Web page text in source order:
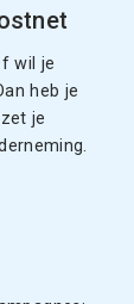
wil je
heb je
je